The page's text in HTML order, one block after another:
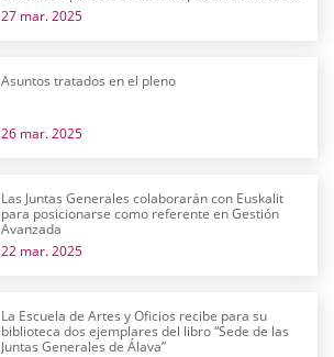
su futuro próximo
27 mar. 2025
Asuntos tratados en el pleno
26 mar. 2025
Las Juntas Generales colaborarán con Euskalit
para posicionarse como referente en Gestión
Avanzada
22 mar. 2025
La Escuela de Artes y Oficios recibe para su
biblioteca dos ejemplares del libro “Sede de las
Juntas Generales de Álava”